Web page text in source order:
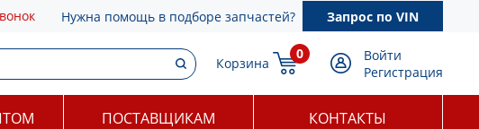
Нужна помощь в подборе запчастей? Запрос по VIN
Корзина
0
Войти
Регистрация
ПОСТАВЩИКАМ КОНТАКТЫ